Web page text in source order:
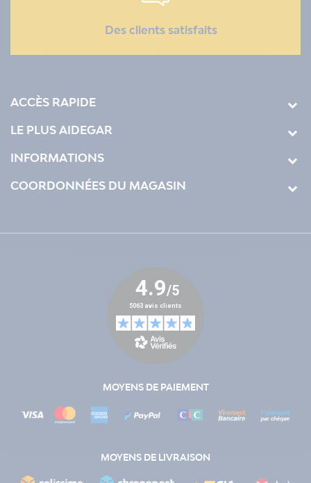
Des clients satisfaits
ACCÈS RAPIDE
LE PLUS AIDEGAR
INFORMATIONS
COORDONNÉES DU MAGASIN
MOYENS DE PAIEMENT
MOYENS DE LIVRAISON